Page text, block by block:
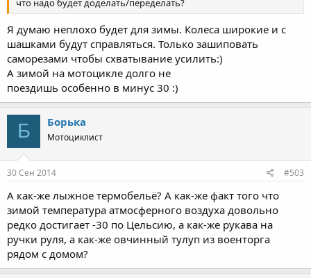
что надо будет доделать/переделать?
Я думаю неплохо будет для зимы. Колеса широкие и с
шашками будут справляться. Только зашиповать
саморезами чтобы схватывание усилить:)
А зимой на мотоцикле долго не
поездишь особенно в минус 30 :)
Б Борька
Мотоциклист
30 Сен 2014 #503
А как-же лыжное термобельё? А как-же факт того что
зимой температура атмосферного воздуха довольно
редко достигает -30 по Цельсию, а как-же рукава на
ручки руля, а как-же овчинный тулуп из военторга
рядом с домом?